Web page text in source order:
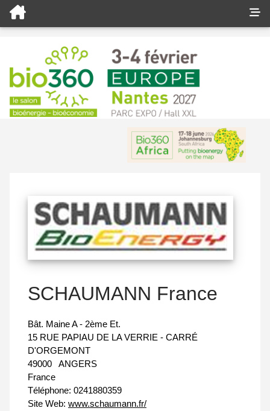
SCHAUMANN France
Bât. Maine A - 2ème Et.
15 RUE PAPIAU DE LA VERRIE - CARRÉ
D'ORGEMONT
49000
ANGERS
France
Téléphone: 0241880359
Site Web: www.schaumann.fr/